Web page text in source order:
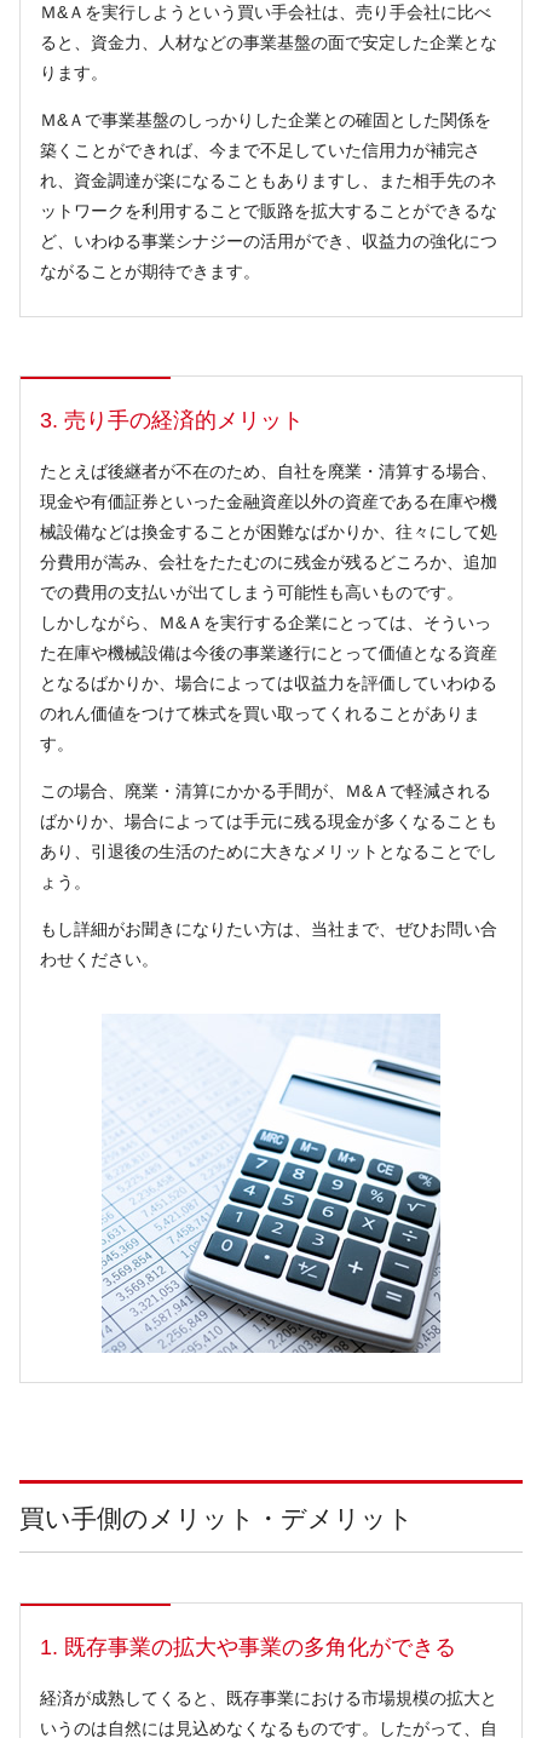
Ｍ&Ａを実行しようという買い手会社は、売り手会社に比べ
ると、資金力、人材などの事業基盤の面で安定した企業とな
ります。
Ｍ&Ａで事業基盤のしっかりした企業との確固とした関係を
築くことができれば、今まで不足していた信用力が補完さ
れ、資金調達が楽になることもありますし、また相手先のネ
ットワークを利用することで販路を拡大することができるな
ど、いわゆる事業シナジーの活用ができ、収益力の強化につ
ながることが期待できます。
3. 売り手の経済的メリット
たとえば後継者が不在のため、自社を廃業・清算する場合、
現金や有価証券といった金融資産以外の資産である在庫や機
械設備などは換金することが困難なばかりか、往々にして処
分費用が嵩み、会社をたたむのに残金が残るどころか、追加
での費用の支払いが出てしまう可能性も高いものです。
しかしながら、Ｍ&Ａを実行する企業にとっては、そういっ
た在庫や機械設備は今後の事業遂行にとって価値となる資産
となるばかりか、場合によっては収益力を評価していわゆる
のれん価値をつけて株式を買い取ってくれることがありま
す。
この場合、廃業・清算にかかる手間が、Ｍ&Ａで軽減される
ばかりか、場合によっては手元に残る現金が多くなることも
あり、引退後の生活のために大きなメリットとなることでし
ょう。
もし詳細がお聞きになりたい方は、当社まで、ぜひお問い合
わせください。
買い手側のメリット・デメリット
1. 既存事業の拡大や事業の多角化ができる
経済が成熟してくると、既存事業における市場規模の拡大と
いうのは自然には見込めなくなるものです。したがって、自